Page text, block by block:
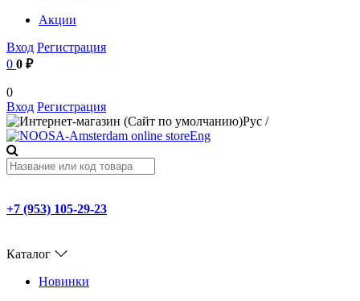
Акции
Вход Регистрация
0 0 ₽
0
Вход Регистрация
Рус /
Eng
+7 (953) 105-29-23
Каталог
Новинки